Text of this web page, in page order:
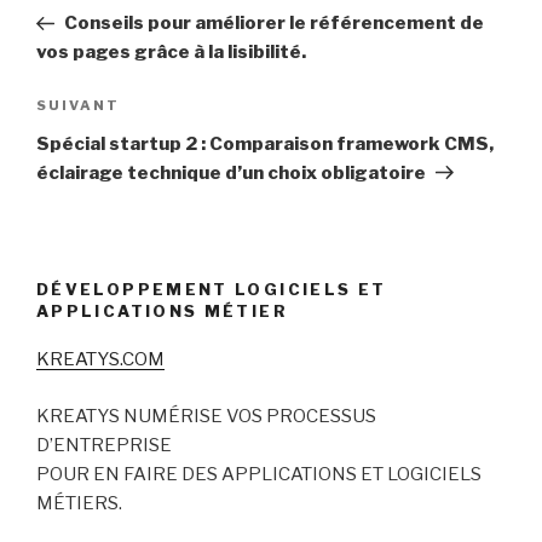
l’article
précédent
Conseils pour améliorer le référencement de
vos pages grâce à la lisibilité.
Article
suivant
SUIVANT
Spécial startup 2 : Comparaison framework CMS,
éclairage technique d’un choix obligatoire
DÉVELOPPEMENT LOGICIELS ET
APPLICATIONS MÉTIER
KREATYS.COM
KREATYS NUMÉRISE VOS PROCESSUS
D’ENTREPRISE
POUR EN FAIRE DES APPLICATIONS ET LOGICIELS
MÉTIERS.